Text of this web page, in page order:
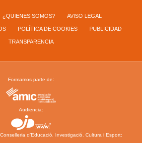
¿QUIENES SOMOS? AVISO LEGAL
POLÍTICA DE COOKIES PUBLICIDAD
TRANSPARENCIA
Formamos parte de:
Audiencia:
d’Educació, Investigació, Cultura i Esport: